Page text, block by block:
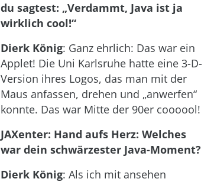
du sagtest: „Verdammt, Java ist ja
wirklich cool!“
Dierk König: Ganz ehrlich: Das war ein
Applet! Die Uni Karlsruhe hatte eine 3-D-
Version ihres Logos, das man mit der
Maus anfassen, drehen und „anwerfen“
konnte. Das war Mitte der 90er coooool!
JAXenter: Hand aufs Herz: Welches
war dein schwärzester Java-Moment?
Dierk König: Als ich mit ansehen